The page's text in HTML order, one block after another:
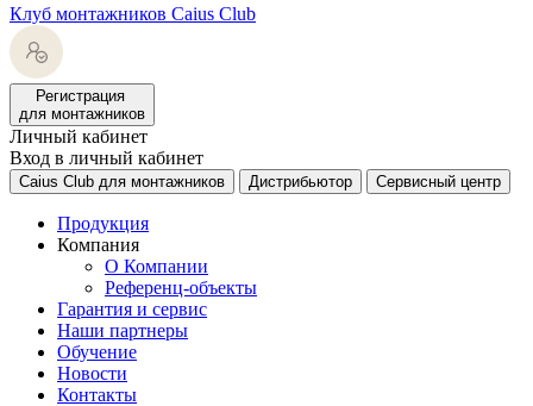
Клуб монтажников Caius Club
Регистрация
для монтажников
Личный кабинет
Вход в личный кабинет
Caius Club для монтажников Дистрибьютор Сервисный центр
Продукция
Компания
О Компании
Референц-объекты
Гарантия и сервис
Наши партнеры
Обучение
Новости
Контакты